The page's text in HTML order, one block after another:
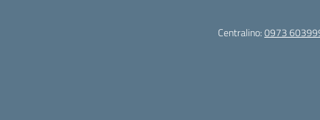
Centralino:0973